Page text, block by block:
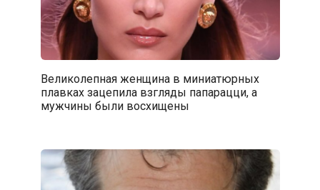
Великолепная женщина в миниатюрных
плавках зацепила взгляды папарацци, а
мужчины были восхищены